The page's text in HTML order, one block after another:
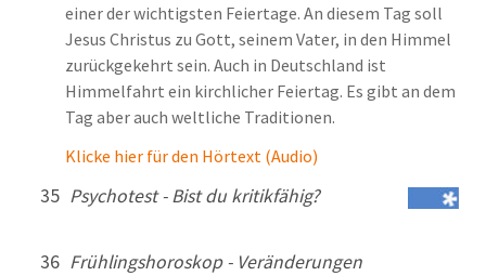
einer der wichtigsten Feiertage. An diesem Tag soll
Jesus Christus zu Gott, seinem Vater, in den Himmel
zurückgekehrt sein. Auch in Deutschland ist
Himmelfahrt ein kirchlicher Feiertag. Es gibt an dem
Tag aber auch weltliche Traditionen.
Klicke hier für den Hörtext (Audio)
35 Psychotest - Bist du kritikfähig?
36 Frühlingshoroskop - Veränderungen